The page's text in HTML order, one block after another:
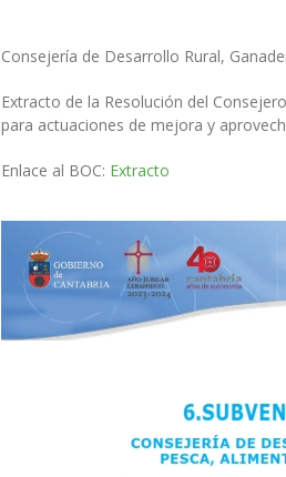
Consejería de Desarrollo Rural,
Extracto de la Resolución del
para actuaciones de mejora y
Enlace al BOC: Extracto